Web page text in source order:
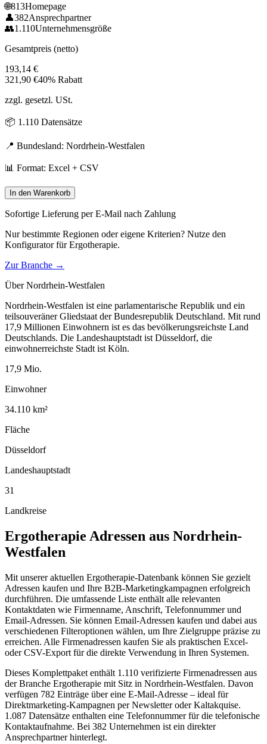
🌐813Homepage
👤382Ansprechpartner
👥1.110Unternehmensgröße
Gesamtpreis (netto)
193,14 €
321,90 €40% Rabatt
zzgl. gesetzl. USt.
📦 1.110 Datensätze
📍 Bundesland: Nordrhein-Westfalen
📊 Format: Excel + CSV
In den Warenkorb
Sofortige Lieferung per E-Mail nach Zahlung
Nur bestimmte Regionen oder eigene Kriterien? Nutze den
Konfigurator fürErgotherapie.
Zur Branche →
ÜberNordrhein-Westfalen
Nordrhein-Westfalen ist eine parlamentarische Republik und ein
teilsouveräner Gliedstaat der Bundesrepublik Deutschland. Mit rund
17,9 Millionen Einwohnern ist es das bevölkerungsreichste Land
Deutschlands. Die Landeshauptstadt ist Düsseldorf, die
einwohnerreichste Stadt ist Köln.
17,9 Mio.
Einwohner
34.110 km²
Fläche
Düsseldorf
Landeshauptstadt
31
Landkreise
Ergotherapie Adressen aus Nordrhein-
Westfalen
Mit unserer aktuellen Ergotherapie-Datenbank können Sie gezielt
Adressen kaufen und Ihre B2B-Marketingkampagnen erfolgreich
durchführen. Die umfassende Liste enthält alle relevanten
Kontaktdaten wie Firmenname, Anschrift, Telefonnummer und
Email-Adressen. Sie können Email-Adressen kaufen und dabei aus
verschiedenen Filteroptionen wählen, um Ihre Zielgruppe präzise zu
erreichen. Alle Firmenadressen kaufen Sie als praktischen Excel-
oder CSV-Export für die direkte Verwendung in Ihren Systemen.
Dieses Komplettpaket enthält 1.110 verifizierte Firmenadressen aus
der Branche Ergotherapie mit Sitz in Nordrhein-Westfalen. Davon
verfügen 782 Einträge über eine E-Mail-Adresse – ideal für
Direktmarketing-Kampagnen per Newsletter oder Kaltakquise.
1.087 Datensätze enthalten eine Telefonnummer für die telefonische
Kontaktaufnahme. Bei 382 Unternehmen ist ein direkter
Ansprechpartner hinterlegt.